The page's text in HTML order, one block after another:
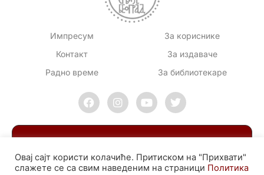
Импресум
Контакт
Радно време
За кориснике
За издаваче
За библиотекаре
Овај сајт користи колачиће. Притиском на "Прихвати"
слажете се са свим наведеним на страници Политика